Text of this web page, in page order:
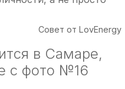
Совет от LovEnergy
в Самаре,
с фото №16